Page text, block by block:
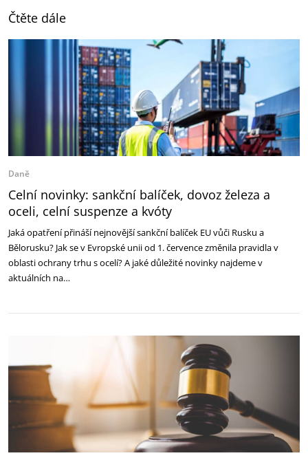
Čtěte dále
Daně
Celní novinky: sankční balíček, dovoz železa a
oceli, celní suspenze a kvóty
Jaká opatření přináší nejnovější sankční balíček EU vůči Rusku a
Bělorusku? Jak se v Evropské unii od 1. července změnila pravidla v
oblasti ochrany trhu s ocelí? A jaké důležité novinky najdeme v
aktuálních na…